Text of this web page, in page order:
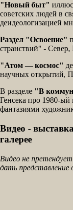
"Новый быт"
советских людей в
деидеологизацией
Раздел "Освоение"
странствий" - Север,
"Атом — космос"
научных открытий,
В разделе "В
Генсека про 1980-
фантазиями
Видео -
галерее
Видео не
дать